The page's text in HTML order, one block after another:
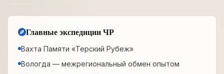
Главные экспедиции ЧР
Вахта Памяти «Терский Рубеж»
Вологда — межрегиональный обмен опытом